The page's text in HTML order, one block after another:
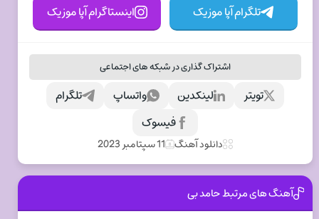
تلگرام آپا موزیک اینستاگرام آپا موزیک
اشتراک گذاری در شبکه های اجتماعی
تلگرام واتساپ لینکدین
تویتر
فیسوک
دانلود آهنگ 11 سپتامبر 2023
آهنگ های مرتبط حامد بی